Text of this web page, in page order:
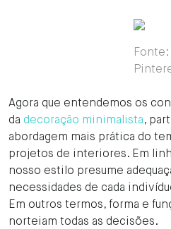
Fonte:
Agora que entendemos os
da decoração minimalista,
abordagem mais prática do
projetos de interiores. Em
nosso estilo presume
necessidades de cada
Em outros termos, forma e
norteiam todas as decisões.